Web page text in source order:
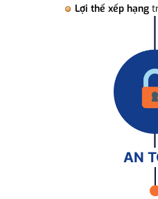
Lợi thế xếp hạng
AN